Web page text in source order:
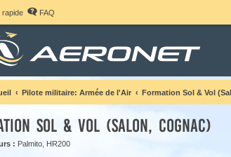
FAQ
Pilote militaire: Armée de l'Air Formation Sol & Vol
Sol & Vol (Salon, Cognac)
: Palmito HR200